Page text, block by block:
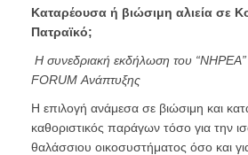
Καταρέουσα ή βιώσιμη αλιεία σε
Πατραϊκό;
H συνεδριακή εκδήλωση του “ΝΗΡΕΑ”
FORUM Ανάπτυξης
H επιλογή ανάμεσα σε βιώσιμη και
καθοριστικός παράγων τόσο για την
θαλάσσιου οικοσυστήματος όσο και